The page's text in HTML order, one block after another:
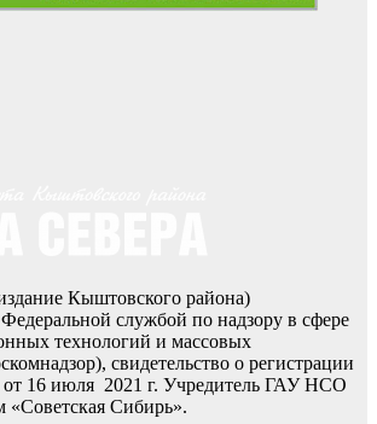
Кыштовского района)
службой по надзору в сфере
технологий и массовых
свидетельство о регистрации
16 июля 2021 г. Учредитель ГАУ НСО
«Советская Сибирь».